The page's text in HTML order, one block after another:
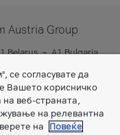
Austria Group
Belarus
A1 Bulgaria
се согласувате да
Вашето корисничко
на веб-страната,
на релевантна
на
Повеќе